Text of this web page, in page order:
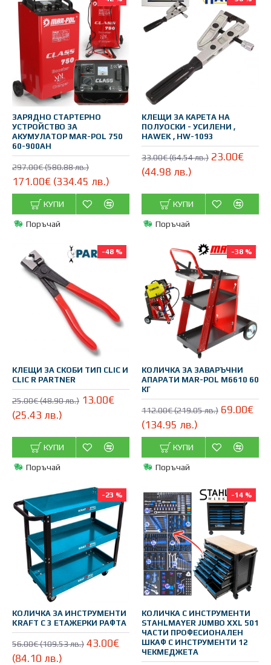
ЗАРЯДНО СТАРТЕРНО
УСТРОЙСТВО ЗА
АКУМУЛАТОР MAR-POL 750
60-900AH
297.00€ (580.88 лв.)
171.00€ (334.45 лв.)
КУПИ
Поръчай
КЛЕЩИ ЗА КАРЕТА НА
ПОЛУОСКИ - УСИЛЕНИ ,
HAWEK , HW-1093
33.00€ (64.54 лв.) 23.00€
(44.98 лв.)
КУПИ
Поръчай
-48 %
КЛЕЩИ ЗА СКОБИ ТИП CLIC И
CLIC R PARTNER
25.00€ (48.90 лв.) 13.00€
(25.43 лв.)
КУПИ
Поръчай
-38 %
КОЛИЧКА ЗА ЗАВАРЪЧНИ
АПАРАТИ MAR-POL M6610 60
КГ
112.00€ (219.05 лв.) 69.00€
(134.95 лв.)
КУПИ
Поръчай
-23 %
КОЛИЧКА ЗА ИНСТРУМЕНТИ
KRAFT С 3 ЕТАЖЕРКИ РАФТА
56.00€ (109.53 лв.) 43.00€
(84.10 лв.)
-14 %
КОЛИЧКА С ИНСТРУМЕНТИ
STAHLMAYER JUMBO XXL 501
ЧАСТИ ПРОФЕСИОНАЛЕН
ШКАФ С ИНСТРУМЕНТИ 12
ЧЕКМЕДЖЕТА